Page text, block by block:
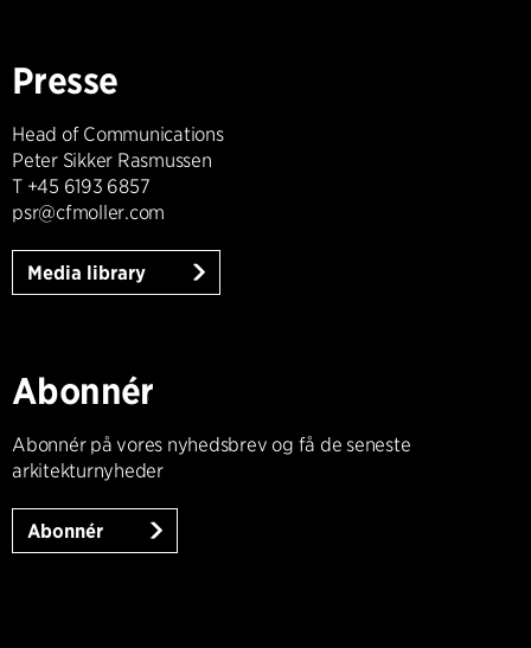
Presse
Head of Communications
Peter Sikker Rasmussen
T +45 6193 6857
psr@cfmoller.com
Media library
Abonnér
Abonnér på vores nyhedsbrev og få de seneste
arkitekturnyheder
Abonnér